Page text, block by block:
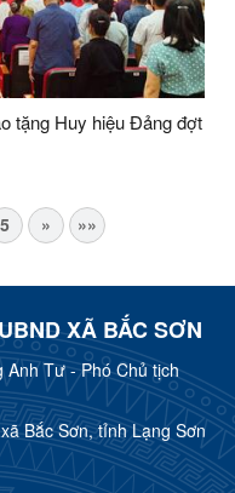
tặng Huy hiệu Đảng đợt
5 » »»
XÃ BẮC SƠN
Tư - Phó Chủ tịch
Bắc Sơn, tỉnh Lạng Sơn